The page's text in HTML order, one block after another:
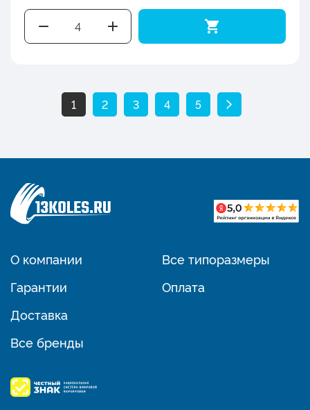
1 2 3 4 5
О компании
Гарантии
Доставка
Все бренды
Все типоразмеры
Оплата